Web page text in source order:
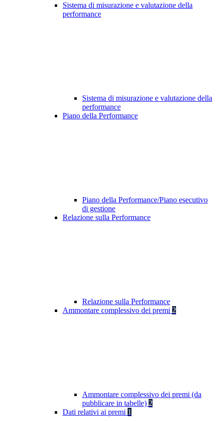
Sistema di misurazione e valutazione della
performance
Sistema di misurazione e valutazione della
performance
Piano della Performance
Piano della Performance/Piano esecutivo
di gestione
Relazione sulla Performance
Relazione sulla Performance
Ammontare complessivo dei premi 2
Ammontare complessivo dei premi (da
pubblicare in tabelle) 2
Dati relativi ai premi 1